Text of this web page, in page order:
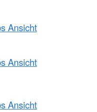
Ansicht
Ansicht
Ansicht